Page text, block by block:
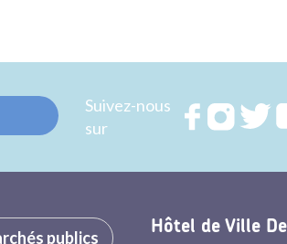
Suivez-nous
sur
Rejoignez
publics
Hôtel de Ville